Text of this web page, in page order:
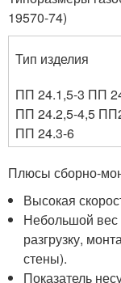
19570-74)
Тип изделия
ПП 24.1,5-3 ПП
ПП 24.2,5-4,5
ПП 24.3-6
Плюсы сборно-
Высокая
Небольшой вес
разгрузку,
стены).
Показатель